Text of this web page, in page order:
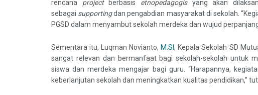
rencana projectberbasis etnopedagogis yang akan
sebagai supportingdan pengabdian masyarakat di sekolah.
PGSD dalam menyambut sekolah merdeka dan wujud
Sementara itu, Luqman Novianto, M.SI, Kepala Sekolah SD
sangat relevan dan bermanfaat bagi sekolah-sekolah untuk
siswa dan merdeka mengajar bagi guru. “Harapannya,
keberlanjutan sekolah dan meningkatkan kualitas pendidikan,”